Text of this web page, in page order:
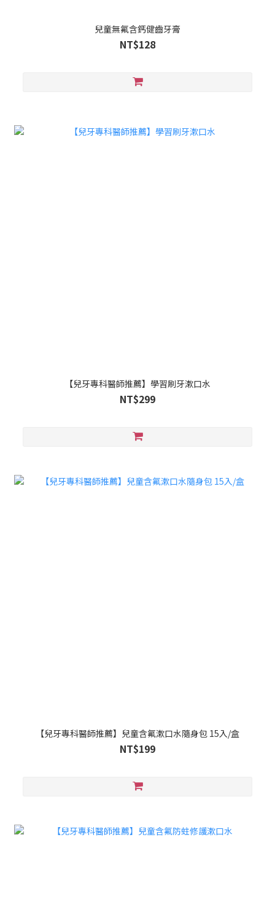
兒童無氟含鈣健齒牙膏
NT$128
【兒牙專科醫師推薦】學習刷牙漱口水
NT$299
【兒牙專科醫師推薦】兒童含氟漱口水隨身包 15入/盒
NT$199